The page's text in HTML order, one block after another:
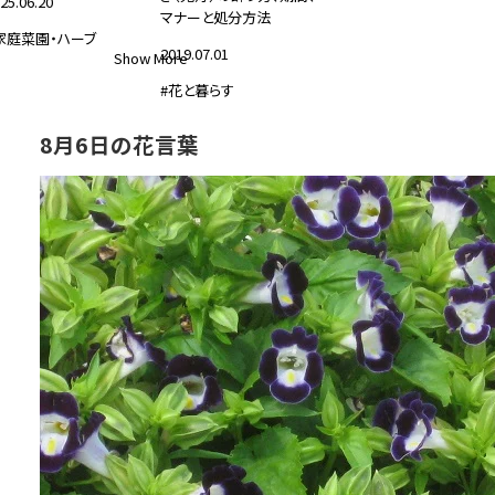
庭菜園・ハーブ
マナーと処分方法
2019.07.01
#花と暮らす
Show More
8月6日の花言葉